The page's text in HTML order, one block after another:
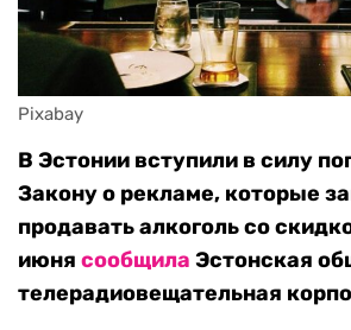
Pixabay
В Эстонии вступили в силу
Закону о рекламе, которые
продавать алкоголь со
июня сообщила Эстонская
телерадиовещательная